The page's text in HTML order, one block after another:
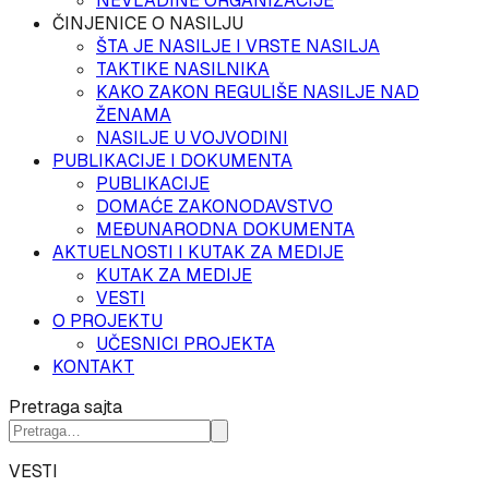
ČINJENICE O NASILJU
ŠTA JE NASILJE I VRSTE NASILJA
TAKTIKE NASILNIKA
KAKO ZAKON REGULIŠE NASILJE NAD
ŽENAMA
NASILJE U VOJVODINI
PUBLIKACIJE I DOKUMENTA
PUBLIKACIJE
DOMAĆE ZAKONODAVSTVO
MEĐUNARODNA DOKUMENTA
AKTUELNOSTI I KUTAK ZA MEDIJE
KUTAK ZA MEDIJE
VESTI
O PROJEKTU
UČESNICI PROJEKTA
KONTAKT
Pretraga sajta
VESTI